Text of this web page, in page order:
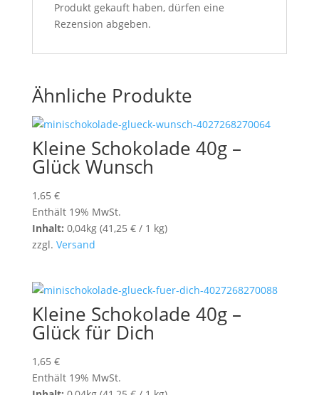
Produkt gekauft haben, dürfen eine
Rezension abgeben.
Ähnliche Produkte
Kleine Schokolade 40g –
Glück Wunsch
1,65 €
Enthält 19% MwSt.
Inhalt: 0,04kg (41,25 €/ 1 kg)
zzgl. Versand
Kleine Schokolade 40g –
Glück für Dich
1,65 €
Enthält 19% MwSt.